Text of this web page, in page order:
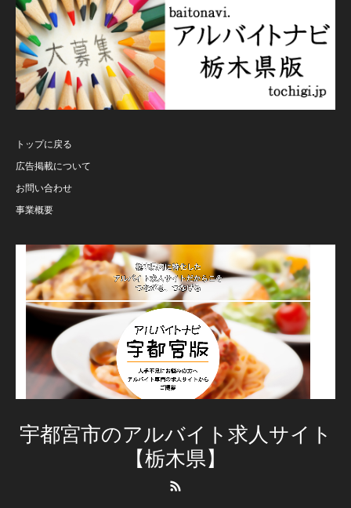
トップに戻る
広告掲載について
お問い合わせ
事業概要
宇都宮市のアルバイト求人サイト
【栃木県】